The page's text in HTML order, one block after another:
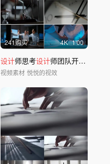
241购买 4K 1'00
设计师思考设计师团队开会画图讨论击掌庆祝
视频素材 悦悦的视效